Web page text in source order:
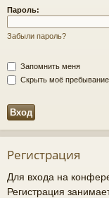
Пароль:
Забыли пароль?
Запомнить меня
Скрыть моё
Регистрация
Для входа на
Регистрация